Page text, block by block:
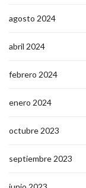
agosto 2024
abril 2024
febrero 2024
enero 2024
octubre 2023
septiembre 2023